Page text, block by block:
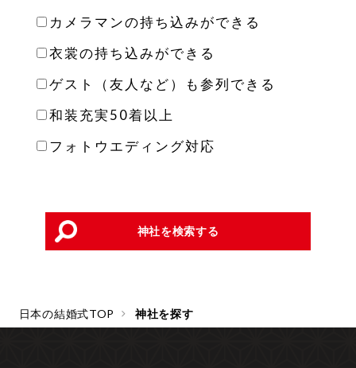
日本の結婚式TOP 神社を探す
カメラマンの持ち込みができる
衣裳の持ち込みができる
ゲスト（友人など）も参列できる
和装充実50着以上
フォトウエディング対応
神社を検索する